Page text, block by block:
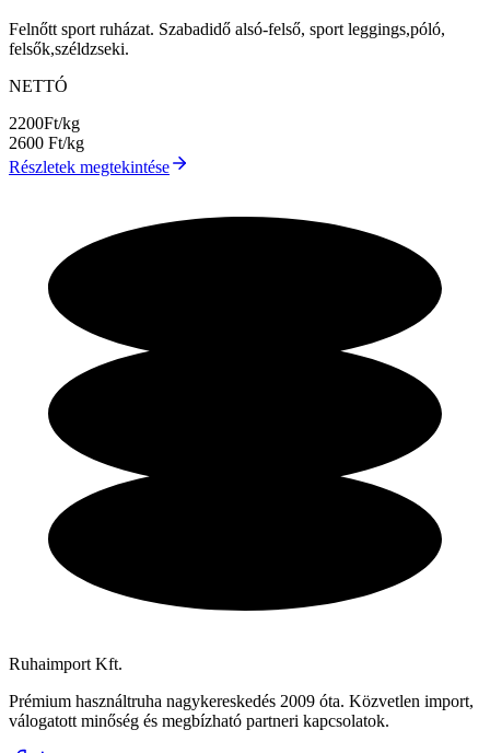
Felnőtt sport ruházat. Szabadidő alsó-felső, sport leggings,póló,
felsők,széldzseki.
NETTÓ
2200Ft/kg
2600 Ft/kg
Részletek megtekintése
Ruhaimport Kft.
Prémium használtruha nagykereskedés 2009 óta. Közvetlen import,
válogatott minőség és megbízható partneri kapcsolatok.